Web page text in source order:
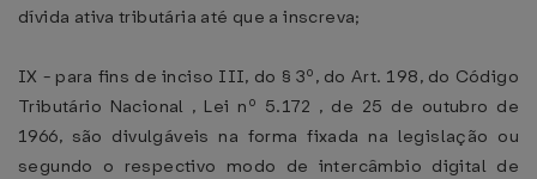
dívida ativa tributária até que a inscreva;
IX - para fins de inciso III, do § 3º, do Art. 198, do Código
Tributário Nacional , Lei nº 5.172 , de 25 de outubro de
1966, são divulgáveis na forma fixada na legislação ou
segundo o respectivo modo de intercâmbio digital de